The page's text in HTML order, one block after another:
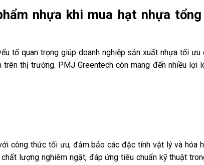
nhựa khi mua hạt nhựa
tố quan trọng giúp doanh nghiệp sản xuất nhựa tối ưu
thị trường. PMJ Greentech còn mang đến nhiều lợi
công thức tối ưu, đảm bảo các đặc tính vật lý và hóa
lượng nghiêm ngặt, đáp ứng tiêu chuẩn kỹ thuật